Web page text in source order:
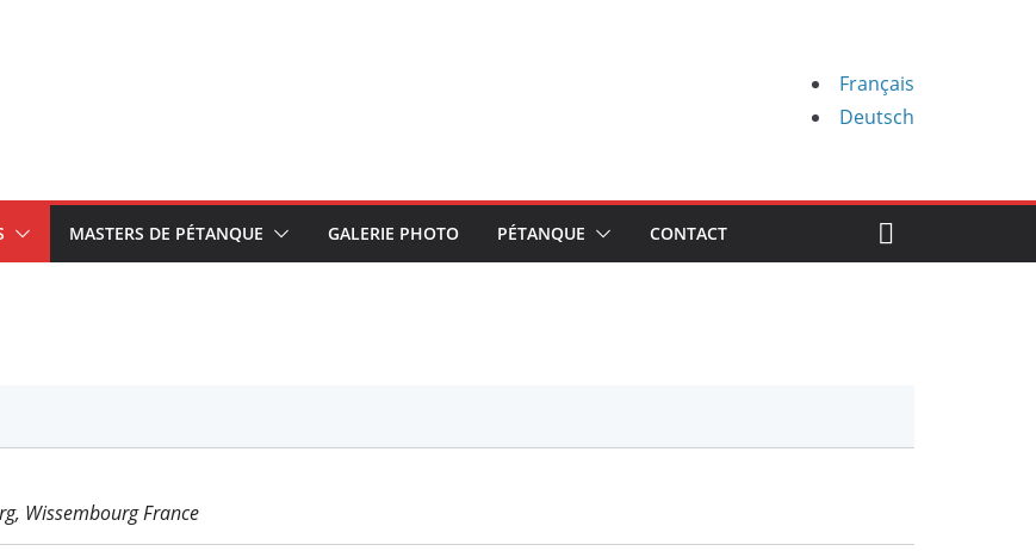
Français
Deutsch
MASTERS DE PÉTANQUE GALERIE PHOTO PÉTANQUE CONTACT
Wissembourg France